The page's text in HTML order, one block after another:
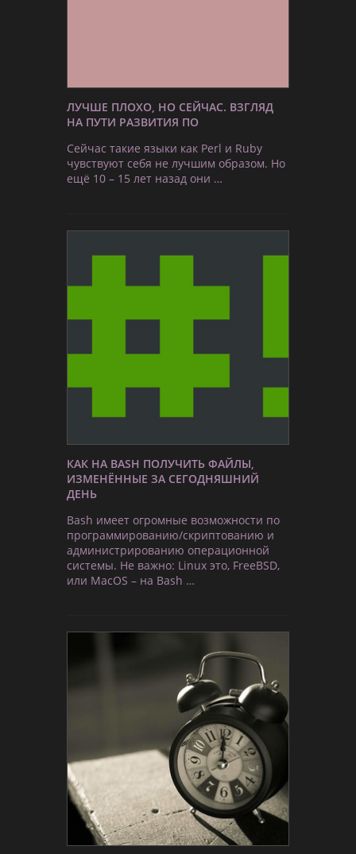
ЛУЧШЕ ПЛОХО, НО СЕЙЧАС. ВЗГЛЯД
НА ПУТИ РАЗВИТИЯ ПО
Сейчас такие языки как Perl и Ruby
чувствуют себя не лучшим образом. Но
ещё 10 – 15 лет назад они …
КАК НА BASH ПОЛУЧИТЬ ФАЙЛЫ,
ИЗМЕНЁННЫЕ ЗА СЕГОДНЯШНИЙ
ДЕНЬ
Bash имеет огромные возможности по
программированию/скриптованию и
администрированию операционной
системы. Не важно: Linux это, FreeBSD,
или MacOS – на Bash …